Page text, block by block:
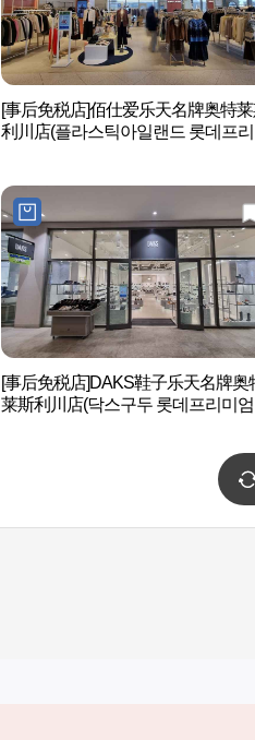
[事后免税店]佰仕爱乐天名牌奥特
利川店(플라스틱아일랜드 롯데프
[事后免税店]DAKS鞋子乐天名牌奥
莱斯利川店(닥스구두 롯데프리미